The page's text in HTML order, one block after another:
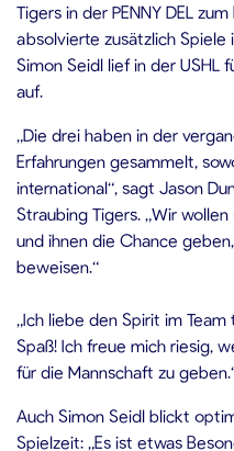
Tigers in der PENNY DEL
absolvierte zusätzlich Spiele
Simon Seidl lief in der USHL
auf.
„Die drei haben in der
Erfahrungen gesammelt,
international“, sagt Jason
Straubing Tigers. „Wir
und ihnen die Chance geben,
beweisen.“
„Ich liebe den Spirit im
Spaß! Ich freue mich riesig,
für die Mannschaft zu
Auch Simon Seidl blickt
Spielzeit: „Es ist etwas